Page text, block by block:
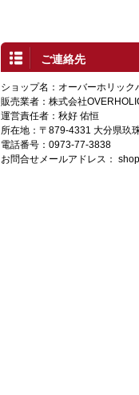
ご連絡先
ショップ名：オーバーホリック
販売業者：株式会社
運営責任者：秋好 佑恒
所在地：〒879-4331 大分県玖
電話番号：0973-77-3838
お問合せメールアドレス：